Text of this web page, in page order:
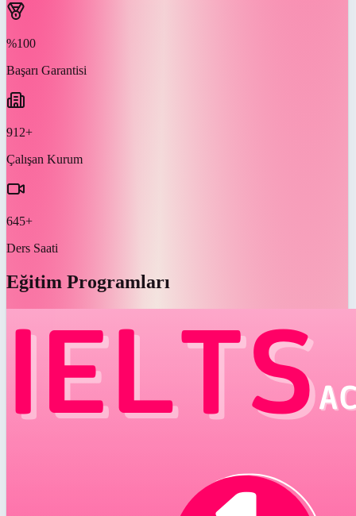
%100
Başarı Garantisi
912+
Çalışan Kurum
645+
Ders Saati
Eğitim Programları